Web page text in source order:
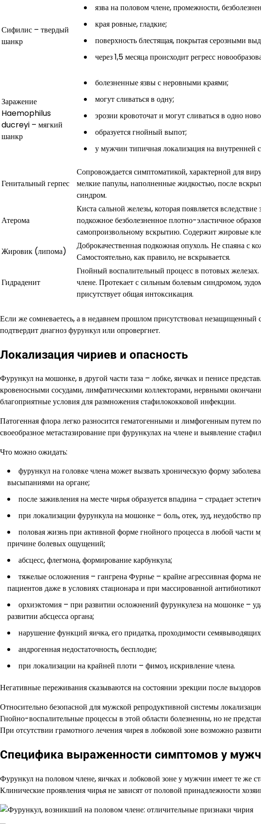
Сифилис – твердый
шанкр
язва на половом члене, промежности,
края ровные, гладкие;
поверхность блестящая, покрытая серозными
через 1,5 месяца происходит регресс
Заражение
Haemophilus
ducreyi – мягкий
шанкр
болезненные язвы с неровными краями;
могут сливаться в одну;
эрозии кровоточат и могут сливаться в одно
образуется гнойный выпот;
у мужчин типичная локализация на внутренней
Генитальный герпес
Сопровождается симптоматикой, характерной для
мелкие папулы, наполненные жидкостью, после
синдром.
Атерома
Киста сальной железы, которая появляется
подкожное безболезненное плотно-эластичное
самопроизвольному вскрытию. Содержит жировые
Жировик (липома)
Доброкачественная подкожная опухоль. Не спаяна с
Самостоятельно, как правило, не вскрывается.
Гидраденит
Гнойный воспалительный процесс в потовых
члене. Протекает с сильным болевым синдромом,
присутствует общая интоксикация.
Если же сомневаетесь, а в недавнем прошлом присутствовал незащищенный
подтвердит диагноз фурункул или опровергнет.
Локализация чириев и опасность
Фурункул на мошонке, в другой части таза – лобке, яичках и пенисе
кровеносными сосудами, лимфатическими коллекторами, нервными
благоприятные условия для размножения стафилококковой инфекции.
Патогенная флора легко разносится гематогенными и лимфогенным путем
своеобразное метастазирование при фурункулах на члене и выявление
Что можно ожидать:
фурункул на головке члена может вызвать хроническую форму
высыпаниями на органе;
после заживления на месте чирья образуется впадина – страдает
при локализации фурункула на мошонке – боль, отек, зуд, неудобство
половая жизнь при активной форме гнойного процесса в любой
причине болевых ощущений;
абсцесс, флегмона, формирование карбункула;
тяжелые осложнения – гангрена Фурнье – крайне агрессивная форма
пациентов даже в условиях стационара и при массированной
орхиэктомия – при развитии осложнений фурункулеза на мошонке –
развитии абсцесса органа;
нарушение функций яичка, его придатка, проходимости
андрогенная недостаточность, бесплодие;
при локализации на крайней плоти – фимоз, искривление члена.
Негативные переживания сказываются на состоянии эрекции после
Относительно безопасной для мужской репродуктивной системы
Гнойно-воспалительные процессы в этой области болезненны, но не
При отсутствии грамотного лечения чирея в лобковой зоне возможно
Специфика выраженности симптомов у
Фурункул на половом члене, яичках и лобковой зоне у мужчин имеет те же
Клинические проявления чирья не зависят от половой принадлежности